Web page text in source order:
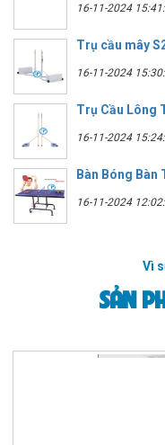
16-11-2024
Trụ cầu mây
16-11-2024
Trụ Cầu Lông
16-11-2024
Bàn Bóng Bàn
16-11-2024
Vì
SẢN